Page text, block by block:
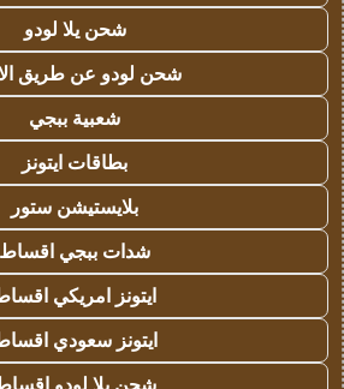
شحن يلا لودو
شحن لودو عن طريق
شعبية ببجي
بطاقات ايتونز
بلايستيشن ستور
شدات ببجي اقساط
ايتونز امريكي
ايتونز سعودي
شحن يلا لودو